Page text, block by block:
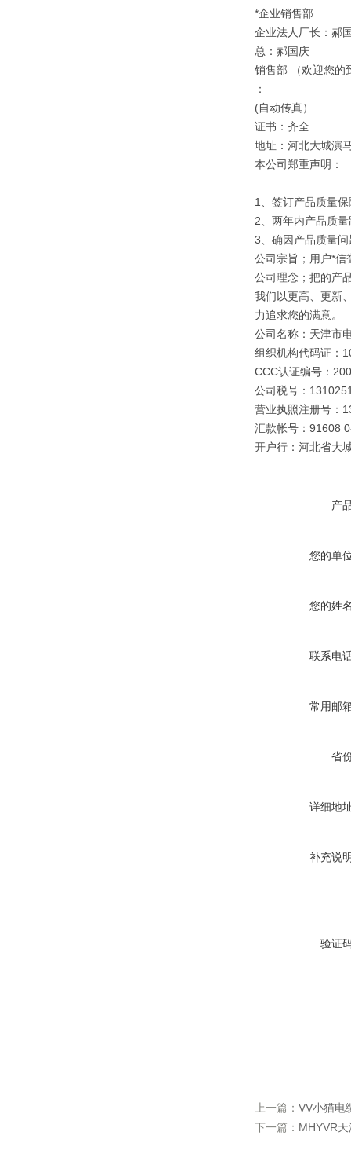
*企业销售部
企业法人厂长：郝
总：郝国庆
销售部 （欢迎您的
：
(自动传真）
证书：齐全
地址：河北大城演
本公司郑重声明：
1、签订产品质量
2、两年内产品质
3、确因产品质量
公司宗旨；用户*信
公司理念；把的产
我们以更高、更新
力追求您的满意。
公司名称：天津市
组织机构代码证：
CCC认证编号：
公司税号：
营业执照注册号：
汇款帐号：91608
开户行：河北省大
产
您的单
您的姓
联系电
常用邮
省
详细地
补充说
验证
上一篇： VV小猫电
下一篇： MHYVR